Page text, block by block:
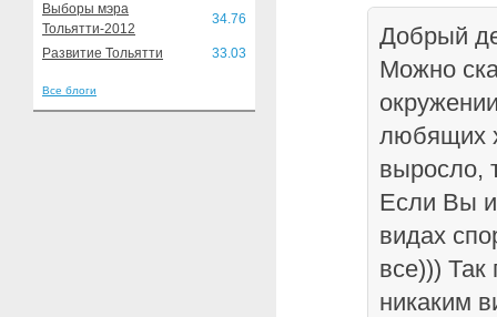
Выборы мэра
Тольятти-2012
34.76
Развитие Тольятти 33.03
Все блоги
Добрый
Можно
любящих
выросло,
Если Вы
видах
все)))
никаким